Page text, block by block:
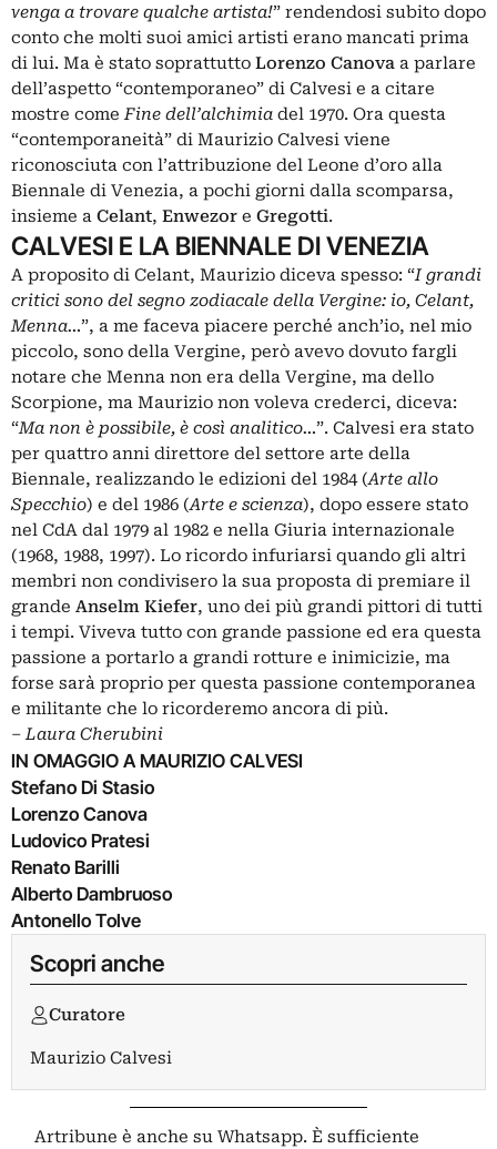
venga a trovare qualche artista!” rendendosi subito dopo
conto che molti suoi amici artisti erano mancati prima
di lui. Ma è stato soprattutto Lorenzo Canova a parlare
dell’aspetto “contemporaneo” di Calvesi e a citare
mostre comeFine dell’alchimia del 1970. Ora questa
“contemporaneità” di Maurizio Calvesi viene
riconosciuta con l’attribuzione del Leone d’oro alla
Biennale di Venezia, a pochi giorni dalla scomparsa,
insieme a Celant, Enwezor e Gregotti.
CALVESI E LA BIENNALE DI VENEZIA
A proposito di Celant, Maurizio diceva spesso: “I grandi
critici sono del segno zodiacale della Vergine: io, Celant,
Menna…”, a me faceva piacere perché anch’io, nel mio
piccolo, sono della Vergine, però avevo dovuto fargli
notare che Menna non era della Vergine, ma dello
Scorpione, ma Maurizio non voleva crederci, diceva:
“Ma non è possibile, è così analitico…”. Calvesi era stato
per quattro anni direttore del settore arte della
Biennale, realizzando le edizioni del 1984 (Arte allo
Specchio) e del 1986 (Arte e scienza), dopo essere stato
nel CdA dal 1979 al 1982 e nella Giuria internazionale
(1968, 1988, 1997). Lo ricordo infuriarsi quando gli altri
membri non condivisero la sua proposta di premiare il
grande Anselm Kiefer, uno dei più grandi pittori di tutti
i tempi. Viveva tutto con grande passione ed era questa
passione a portarlo a grandi rotture e inimicizie, ma
forse sarà proprio per questa passione contemporanea
e militante che lo ricorderemo ancora di più.
‒Laura Cherubini
IN OMAGGIO A MAURIZIO CALVESI
Stefano Di Stasio
Lorenzo Canova
Ludovico Pratesi
Renato Barilli
Alberto Dambruoso
Antonello Tolve
Scopri anche
Curatore
Maurizio Calvesi
Artribune è anche su Whatsapp. È sufficiente